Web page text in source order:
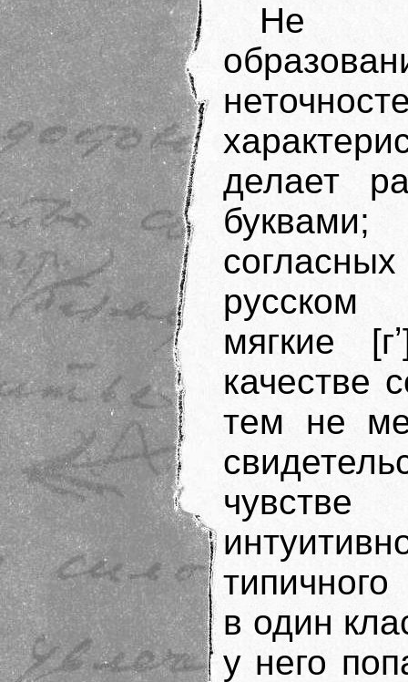
Не
делает
русском
мягкие
качестве
тем не
в один
у него